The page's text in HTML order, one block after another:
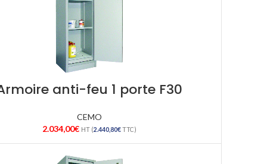
anti-feu 1 porte F30
CEMO
2.034,00€ HT (2.440,80€TTC)